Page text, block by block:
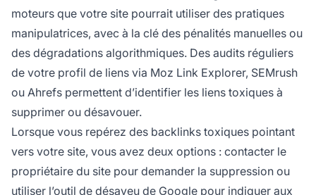
moteurs que votre site pourrait utiliser des pratiques
manipulatrices, avec à la clé des pénalités manuelles ou
des dégradations algorithmiques. Des audits réguliers
de votre profil de liens via Moz Link Explorer, SEMrush
ou Ahrefs permettent d’identifier les liens toxiques à
supprimer ou désavouer.
Lorsque vous repérez des backlinks toxiques pointant
vers votre site, vous avez deux options : contacter le
propriétaire du site pour demander la suppression ou
utiliser l’outil de désaveu de Google pour indiquer aux